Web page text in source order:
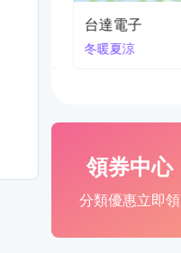
台達電子
冬暖夏涼
領券中心
分類優惠立即領